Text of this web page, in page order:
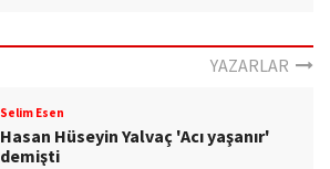
YAZARLAR
Selim Esen
Hasan Hüseyin Yalvaç 'Acı yaşanır'
demişti